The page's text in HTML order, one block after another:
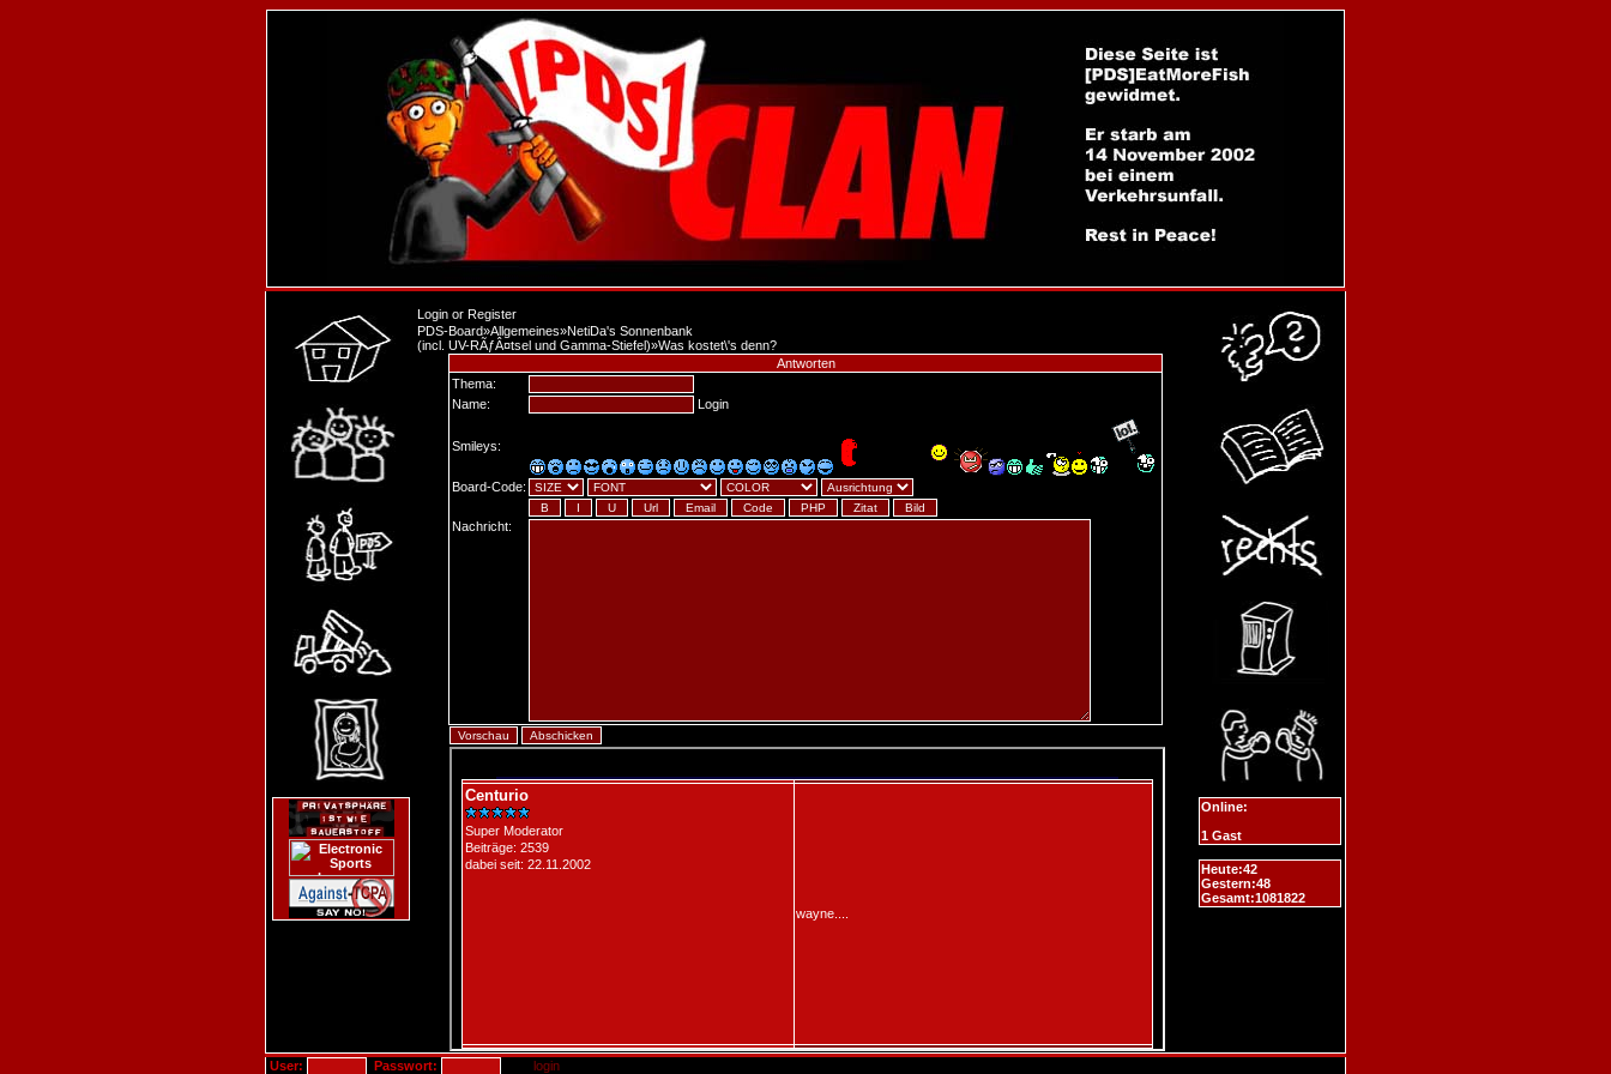
Login or Register
PDS-Board»Allgemeines»NetiDa's Sonnenbank
(incl. UV-RÃƒÂ¤tsel und Gamma-Stiefel)»Was kostet\'s denn?
Antworten
Thema:
Name:
Login
Smileys:
Board-Code:
Nachricht:
Online:
1 Gast
Heute:42
Gestern:48
Gesamt:1081822
User: Passwort: